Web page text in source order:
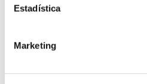
Estadística
Marketing
aplica, así como en el
supondría una serie de
conciliación de la vida